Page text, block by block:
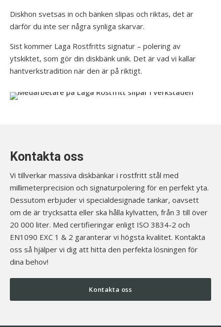
Diskhon svetsas in och bänken slipas och riktas, det är
därför du inte ser några synliga skarvar.
Sist kommer Laga Rostfritts signatur – polering av
ytskiktet, som gör din diskbänk unik. Det är vad vi kallar
hantverkstradition när den är på riktigt.
Kontakta oss
Vi tillverkar massiva diskbänkar i rostfritt stål med
millimeterprecision och signaturpolering för en perfekt yta.
Dessutom erbjuder vi specialdesignade tankar, oavsett
om de är trycksatta eller ska hålla kylvatten, från 3 till över
20 000 liter. Med certifieringar enligt ISO 3834-2 och
EN1090 EXC 1 & 2 garanterar vi högsta kvalitet. Kontakta
oss så hjälper vi dig att hitta den perfekta lösningen för
dina behov!
Kontakta oss